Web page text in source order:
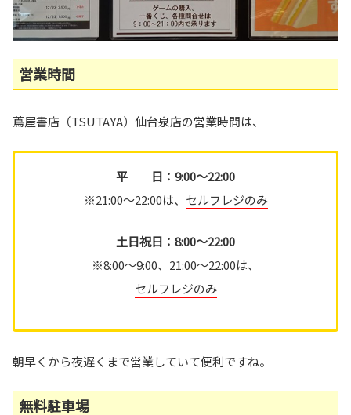
営業時間
蔦屋書店（TSUTAYA）仙台泉店の営業時間は、
平 日：9:00～22:00
※21:00～22:00は、 セルフレジのみ
土日祝日：8:00～22:00
※8:00～9:00、21:00～22:00は、
セルフレジのみ
朝早くから夜遅くまで営業していて便利ですね。
無料駐車場